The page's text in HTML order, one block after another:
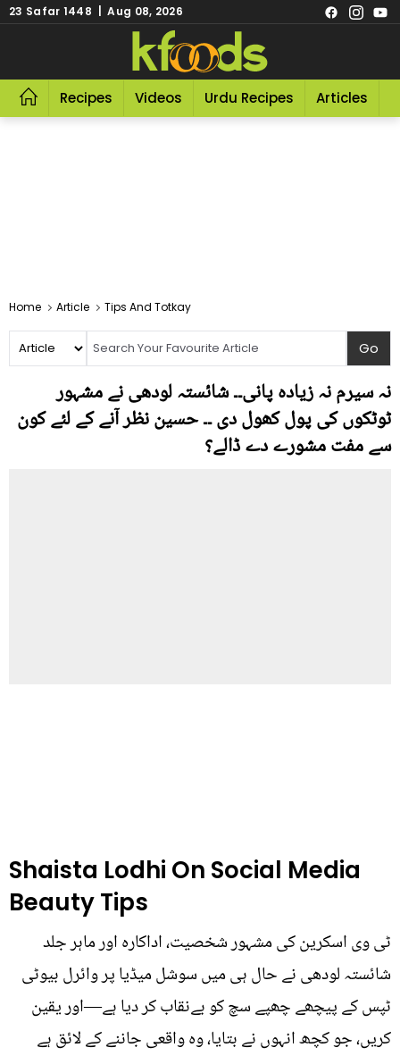
23 Safar 1448 | Aug 08, 2026
Recipes Videos Urdu Recipes Articles
Home Article Tips And Totkay
نہ سیرم نہ زیادہ پانی۔۔ شائستہ لودھی نے مشہور
ٹوٹکوں کی پول کھول دی ۔۔ حسین نظر آنے کے لئے کون
سے مفت مشورے دے ڈالے؟
Shaista Lodhi On Social Media
Beauty Tips
ٹی وی اسکرین کی مشہور شخصیت، اداکارہ اور ماہر جلد
شائستہ لودھی نے حال ہی میں سوشل میڈیا پر وائرل بیوٹی
ٹپس کے پیچھے چھپے سچ کو بےنقاب کر دیا ہے—اور یقین
کریں، جو کچھ انہوں نے بتایا، وہ واقعی جاننے کے لائق ہے